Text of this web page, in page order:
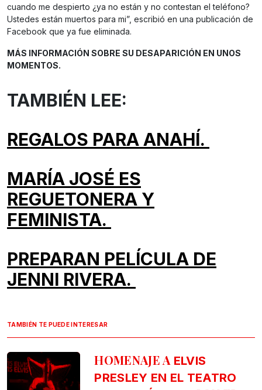
cuando me despierto ¿ya no están y no contestan el teléfono?
Ustedes están muertos para mi”, escribió en una publicación de
Facebook que ya fue eliminada.
MÁS INFORMACIÓN SOBRE SU DESAPARICIÓN EN UNOS
MOMENTOS.
TAMBIÉN LEE:
REGALOS PARA ANAHÍ.
MARÍA JOSÉ ES
REGUETONERA Y
FEMINISTA.
PREPARAN PELÍCULA DE
JENNI RIVERA.
TAMBIÉN TE PUEDE INTERESAR
HOMENAJE A ELVIS
PRESLEY EN EL TEATRO